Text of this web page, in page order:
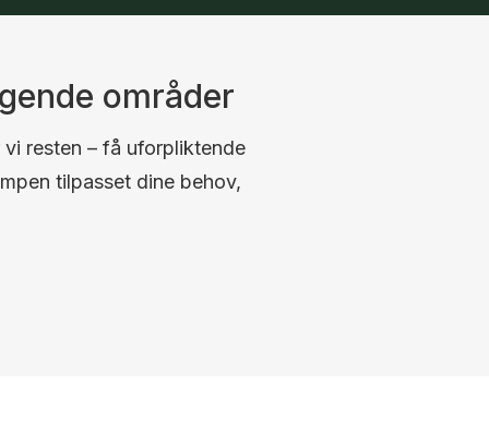
områder
resten – få uforpliktende
tilpasset dine behov,